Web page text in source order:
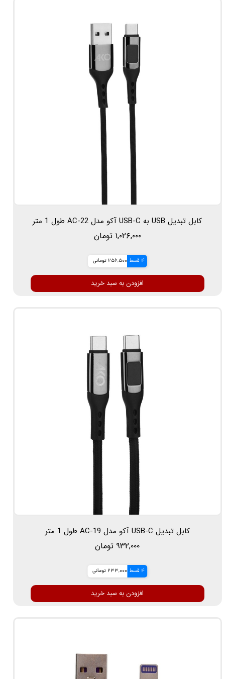
کابل تبدیل USB به USB-C آکو مدل AC-22 طول 1 متر
۱,۰۲۶,۰۰۰ تومان
4 قسط 256,500 تومانی
افزودن به سبد خرید
کابل تبدیل USB-C آکو مدل AC-19 طول 1 متر
۹۳۲,۰۰۰ تومان
4 قسط 233,000 تومانی
افزودن به سبد خرید